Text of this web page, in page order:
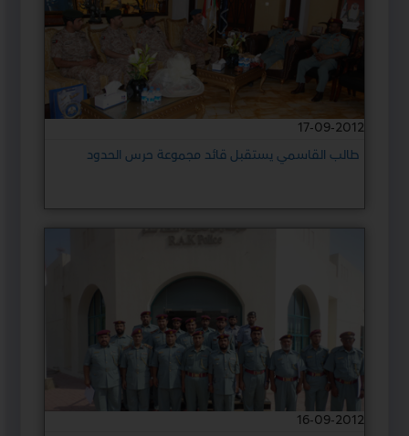
17-09-2012
طالب القاسمي يستقبل قائد مجموعة حرس الحدود
16-09-2012